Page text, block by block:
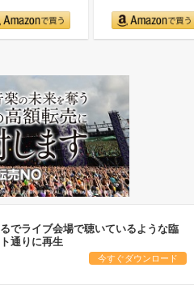
でライブ会場で聴いているような臨
通りに再生
今すぐダウンロード